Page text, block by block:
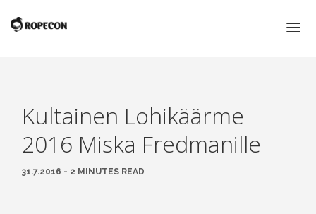
ROPECON 2016
ROPECON
ROPECON 2016
Kultainen Lohikäärme
2016 Miska Fredmanille
31.7.2016 - 2 MINUTES READ